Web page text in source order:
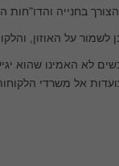
בחנייה והדו"חות
על האוזון,
לא האמינו שהוא
אל משרדי הלקוחות